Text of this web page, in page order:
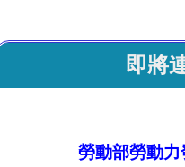
即將
勞動部勞動